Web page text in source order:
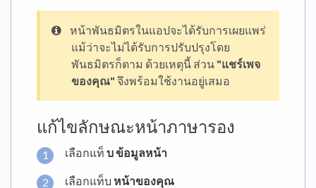
หน้าพันธมิตรในแอปจะได้รับการเผยแพร่
แม้ว่าจะไม่ได้รับการปรับปรุงโดย
พันธมิตรก็ตาม ด้วยเหตุนี้ ส่วน "แชร์เพจ
ของคุณ" จึงพร้อมใช้งานอยู่เสมอ
แก้ไขลักษณะหน้าภาษารอง
เลือกแท็ บข้อมูลหน้า
เลือกแท็บ หน้าของคุณ